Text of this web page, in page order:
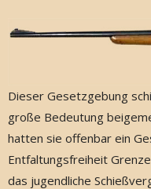
Dieser Gesetzgebung
große Bedeutung
hatten sie offenbar ein
Entfaltungsfreiheit
das jugendliche